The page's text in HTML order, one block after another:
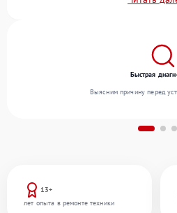
задачи любой сложности и гарантируем
13+
лет опыта в ремонте техники
Быстрая
Выясним причину перед